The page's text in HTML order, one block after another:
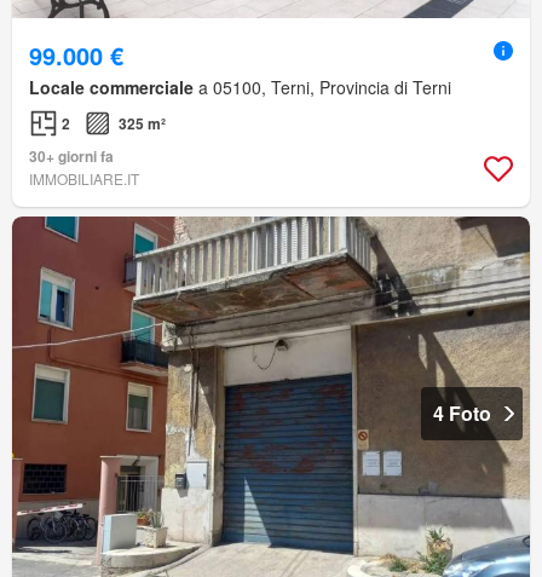
99.000 €
Locale commerciale a 05100, Terni, Provincia di Terni
2
325 m²
30+ giorni fa
IMMOBILIARE.IT
4 Foto